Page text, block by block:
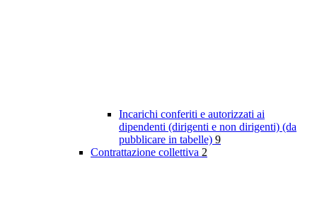
Incarichi conferiti e autorizzati ai
dipendenti (dirigenti e non dirigenti) (da
pubblicare in tabelle) 9
Contrattazione collettiva 2